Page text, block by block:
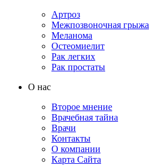
Артроз
Межпозвоночная грыжа
Меланома
Остеомиелит
Рак легких
Рак простаты
О нас
Второе мнение
Врачебная тайна
Врачи
Контакты
О компании
Карта Сайта